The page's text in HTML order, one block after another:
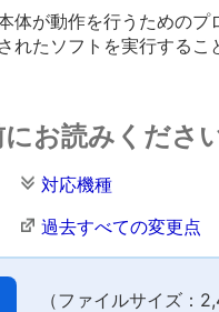
体が動作を行うためのプ
れたソフトを実行する
お読みくださ
対応機種
過去すべての変更点
（ファイルサイズ：